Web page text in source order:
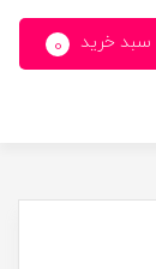
سبد خرید 0